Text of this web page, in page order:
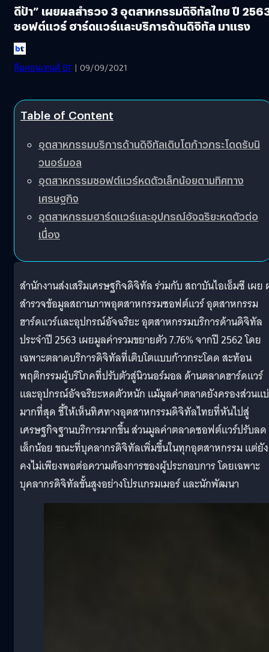
ดีป้า” เผยผลสำรวจ 3 อุตสาหกรรมดิจิทัลไทย ปี
ซอฟต์แวร์ ฮาร์ดแวร์และบริการด้านดิจิทัล มาแรง
ทีมคอนเทนต์ BT | 09/09/2021
Table of Content
อุตสาหกรรมบริการด้านดิจิทัลเติบโตก้าวกระโดดรับนิ
วนอร์มอล
อุตสาหกรรมซอฟต์แวร์หดตัวเล็กน้อยตามทิศทาง
เศรษฐกิจ
อุตสาหกรรมฮาร์ดแวร์และอุปกรณ์อัจฉริยะหดตัวต่อ
เนื่อง
สำนักงานส่งเสริมเศรษฐกิจดิจิทัล ร่วมกับ สถาบันไอเอ็มซี เผย
สำรวจข้อมูลสถานภาพอุตสาหกรรมซอฟต์แวร์ อุตสาหกรรม
ฮาร์ดแวร์และอุปกรณ์อัจฉริยะ อุตสาหกรรมบริการด้านดิจิทัล
ประจำปี 2563 เผยมูลค่ารวมขยายตัว 7.76% จากปี 2562 โดย
เฉพาะตลาดบริการดิจิทัลที่เติบโตแบบก้าวกระโดด สะท้อน
พฤติกรรมผู้บริโภคที่ปรับตัวสู่นิวนอร์มอล ด้านตลาดฮาร์ดแวร์
และอุปกรณ์อัจฉริยะหดตัวหนัก แม้มูลค่าตลาดยังครองส่วนแ
มากที่สุด ชี้ให้เห็นทิศทางอุตสาหกรรมดิจิทัลไทยที่หันไปสู่
เศรษฐกิจฐานบริการมากขึ้น ส่วนมูลค่าตลาดซอฟต์แวร์ปรับลด
เล็กน้อย ขณะที่บุคลากรดิจิทัลเพิ่มขึ้นในทุกอุตสาหกรรม แต่ยัง
คงไม่เพียงพอต่อความต้องการของผู้ประกอบการ โดยเฉพาะ
บุคลากรดิจิทัลขั้นสูงอย่างโปรแกรมเมอร์ และนักพัฒนา